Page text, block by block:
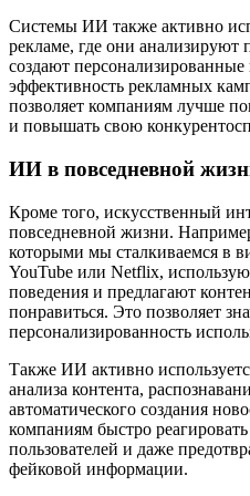
Системы ИИ также активно
рекламе, где они анализируют
создают
эффективность рекламных
позволяет компаниям лучше
и повышать свою
ИИ в повседневной
Кроме того, искусственный
повседневной жизни.
которыми мы сталкиваемся в
YouTube или Netflix,
поведения и предлагают
понравиться. Это позволяет
персонализированность
Также ИИ активно
анализа контента,
автоматического создания
компаниям быстро
пользователей и даже
фейковой информации.